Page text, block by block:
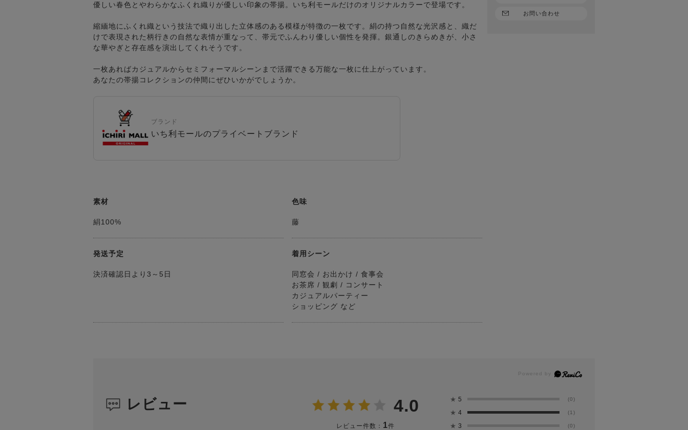
優しい春色とやわらかなふくれ織りが優しい印象の帯揚。いち利モールだけのオリジナルカラーで登場です。
縮緬地にふくれ織という技法で織り出した立体感のある模様が特徴の一枚です。絹の持つ自然な光沢感と、織だ
けで表現された柄行きの自然な表情が重なって、帯元でふんわり優しい個性を発揮。銀通しのきらめきが、小さ
な華やぎと存在感を演出してくれそうです。
一枚あればカジュアルからセミフォーマルシーンまで活躍できる万能な一枚に仕上がっています。
あなたの帯揚コレクションの仲間にぜひいかがでしょうか。
ブランド
いち利モールのプライベートブランド
素材
絹100%
色味
藤
発送予定
決済確認日より3～5日
着用シーン
同窓会 / お出かけ / 食事会
お茶席 / 観劇 / コンサート
カジュアルパーティー
ショッピング など
レビュー 4.0
レビュー件数： 1件
★ 5 (0)
★ 4 (1)
★ 3 (0)
お問い合わせ